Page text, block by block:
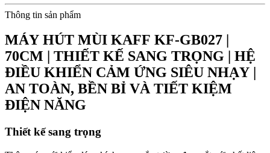
Thông tin sản phẩm
MÁY HÚT MÙI KAFF KF-GB027 |
70CM | THIẾT KẾ SANG TRỌNG | HỆ
ĐIỀU KHIỂN CẢM ỨNG SIÊU NHẠY |
AN TOÀN, BỀN BỈ VÀ TIẾT KIỆM
ĐIỆN NĂNG
Thiết kế sang trọng